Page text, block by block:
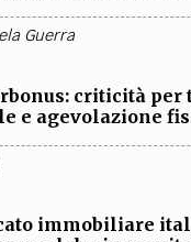
Guerra
criticità
e agevolazione
immobiliare